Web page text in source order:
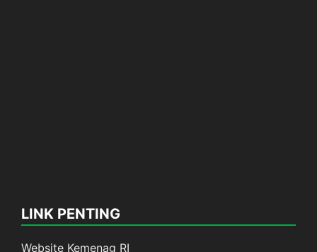
LINK PENTING
Website Kemenag RI